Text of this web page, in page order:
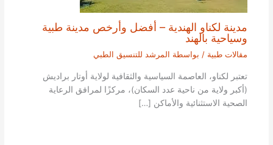
مدينة لكناو الهندية – أفضل وأرخص مدينة طبية
وسياحية بالهند
مقالات طبية / بواسطة المرشد للتنسيق الطبي
تعتبر لكناو، العاصمة السياسية والثقافية لولاية أوتار براديش
(أكبر ولاية من ناحية عدد السكان)، مركزًا لمرافق الرعاية
الصحية الاستثنائية والأماكن […]